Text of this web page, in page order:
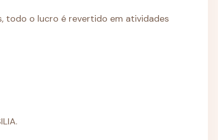
todo o lucro é revertido em atividades